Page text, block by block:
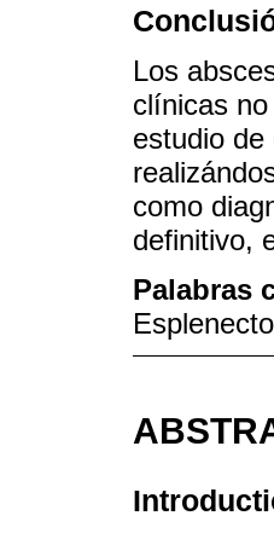
Los
clínicas
estudio
como
definitivo,
Palabras